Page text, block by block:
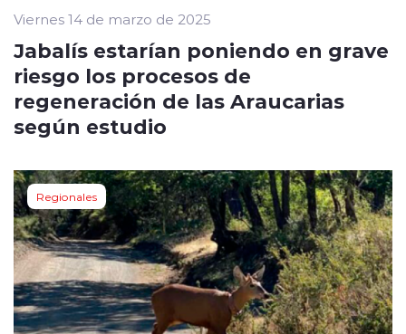
Viernes 14 de marzo de 2025
Jabalís estarían poniendo en grave
riesgo los procesos de
regeneración de las Araucarias
según estudio
Regionales